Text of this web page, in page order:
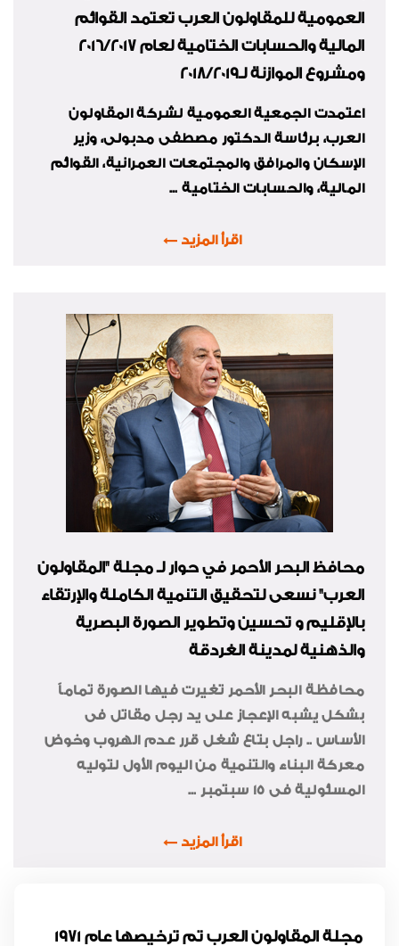
العمومية للمقاولون العرب تعتمد القوائم
المالية والحسابات الختامية لعام 2016/2017
ومشروع الموازنة لـ2018/2019
اعتمدت الجمعية العمومية لشركة المقاولون
العرب، برئاسة الدكتور مصطفى مدبولى، وزير
الإسكان والمرافق والمجتمعات العمرانية، القوائم
المالية، والحسابات الختامية ...
اقرأ المزيد
محافظ البحر الأحمر في حوار لـ مجلة "المقاولون
العرب" نسعى لتحقيق التنمية الكاملة والإرتقاء
بالإقليم و تحسين وتطوير الصورة البصرية
والذهنية لمدينة الغردقة
محافظة البحر الأحمر تغيرت فيها الصورة تماماً
بشكل يشبه الإعجاز على يد رجل مقاتل فى
الأساس .. راجل بتاع شغل قرر عدم الهروب وخوض
معركة البناء والتنمية من اليوم الأول لتوليه
المسئولية فى 15 سبتمبر ...
اقرأ المزيد
مجلة المقاولون العرب تم ترخيصها عام 1971